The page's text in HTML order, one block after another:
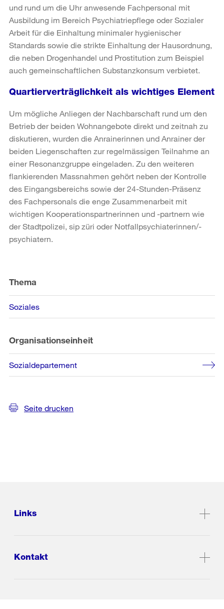
und rund um die Uhr anwesende Fachpersonal mit
Ausbildung im Bereich Psychiatriepflege oder Sozialer
Arbeit für die Einhaltung minimaler hygienischer
Standards sowie die strikte Einhaltung der Hausordnung,
die neben Drogenhandel und Prostitution zum Beispiel
auch gemeinschaftlichen Substanzkonsum verbietet.
Quartierverträglichkeit als wichtiges Element
Um mögliche Anliegen der Nachbarschaft rund um den
Betrieb der beiden Wohnangebote direkt und zeitnah zu
diskutieren, wurden die Anrainerinnen und Anrainer der
beiden Liegenschaften zur regelmässigen Teilnahme an
einer Resonanzgruppe eingeladen. Zu den weiteren
flankierenden Massnahmen gehört neben der Kontrolle
des Eingangsbereichs sowie der 24-Stunden-Präsenz
des Fachpersonals die enge Zusammenarbeit mit
wichtigen Kooperationspartnerinnen und -partnern wie
der Stadtpolizei, sip züri oder Notfallpsychiaterinnen/-
psychiatern.
Informationen
Thema
Soziales
Organisationseinheit
Sozialdepartement
Seite drucken
Links
Kontakt